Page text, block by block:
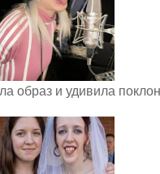
образ и удивила